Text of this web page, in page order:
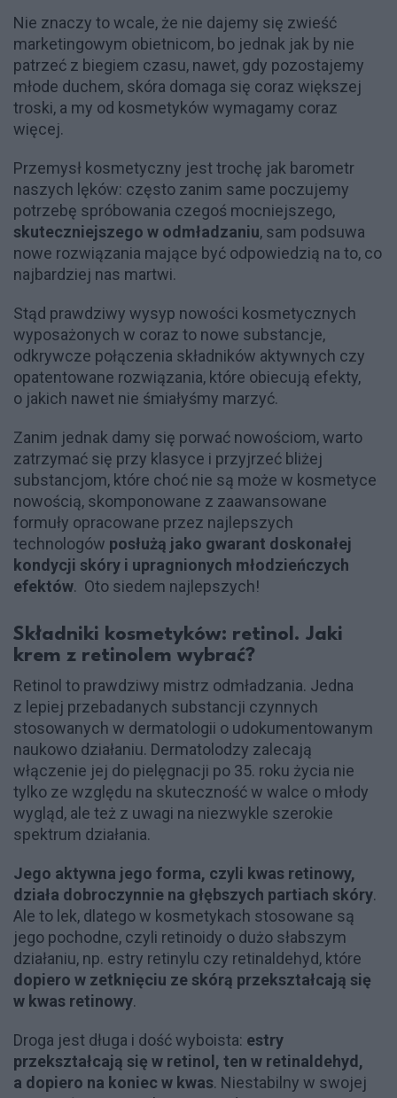
Nie znaczy to wcale, że nie dajemy się zwieść
marketingowym obietnicom, bo jednak jak by nie
patrzeć z biegiem czasu, nawet, gdy pozostajemy
młode duchem, skóra domaga się coraz większej
troski, a my od kosmetyków wymagamy coraz
więcej.
Przemysł kosmetyczny jest trochę jak barometr
naszych lęków: często zanim same poczujemy
potrzebę spróbowania czegoś mocniejszego,
skuteczniejszego w odmładzaniu, sam podsuwa
nowe rozwiązania mające być odpowiedzią na to, co
najbardziej nas martwi.
Stąd prawdziwy wysyp nowości kosmetycznych
wyposażonych w coraz to nowe substancje,
odkrywcze połączenia składników aktywnych czy
opatentowane rozwiązania, które obiecują efekty,
o jakich nawet nie śmiałyśmy marzyć.
Zanim jednak damy się porwać nowościom, warto
zatrzymać się przy klasyce i przyjrzeć bliżej
substancjom, które choć nie są może w kosmetyce
nowością, skomponowane z zaawansowane
formuły opracowane przez najlepszych
technologów posłużą jako gwarant doskonałej
kondycji skóry i upragnionych młodzieńczych
efektów. Oto siedem najlepszych!
Składniki kosmetyków: retinol. Jaki
krem z retinolem wybrać?
Retinol to prawdziwy mistrz odmładzania. Jedna
z lepiej przebadanych substancji czynnych
stosowanych w dermatologii o udokumentowanym
naukowo działaniu. Dermatolodzy zalecają
włączenie jej do pielęgnacji po 35. roku życia nie
tylko ze względu na skuteczność w walce o młody
wygląd, ale też z uwagi na niezwykle szerokie
spektrum działania.
Jego aktywna jego forma, czyli kwas retinowy,
działa dobroczynnie na głębszych partiach skóry.
Ale to lek, dlatego w kosmetykach stosowane są
jego pochodne, czyli retinoidy o dużo słabszym
działaniu, np. estry retinylu czy retinaldehyd, które
dopiero w zetknięciu ze skórą przekształcają się
w kwas retinowy.
Droga jest długa i dość wyboista: estry
przekształcają się w retinol, ten w retinaldehyd,
a dopiero na koniec w kwas. Niestabilny w swojej